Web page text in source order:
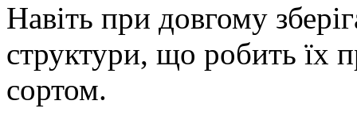
Навіть при довгому
структури, що робить їх
сортом.